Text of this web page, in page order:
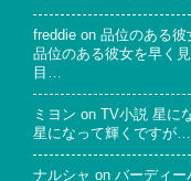
freddie on 品位のある彼
品位のある彼女を早く
目…
ミヨン on TV小説 星に
星になって輝くですが…
ナルシャ on バーディー